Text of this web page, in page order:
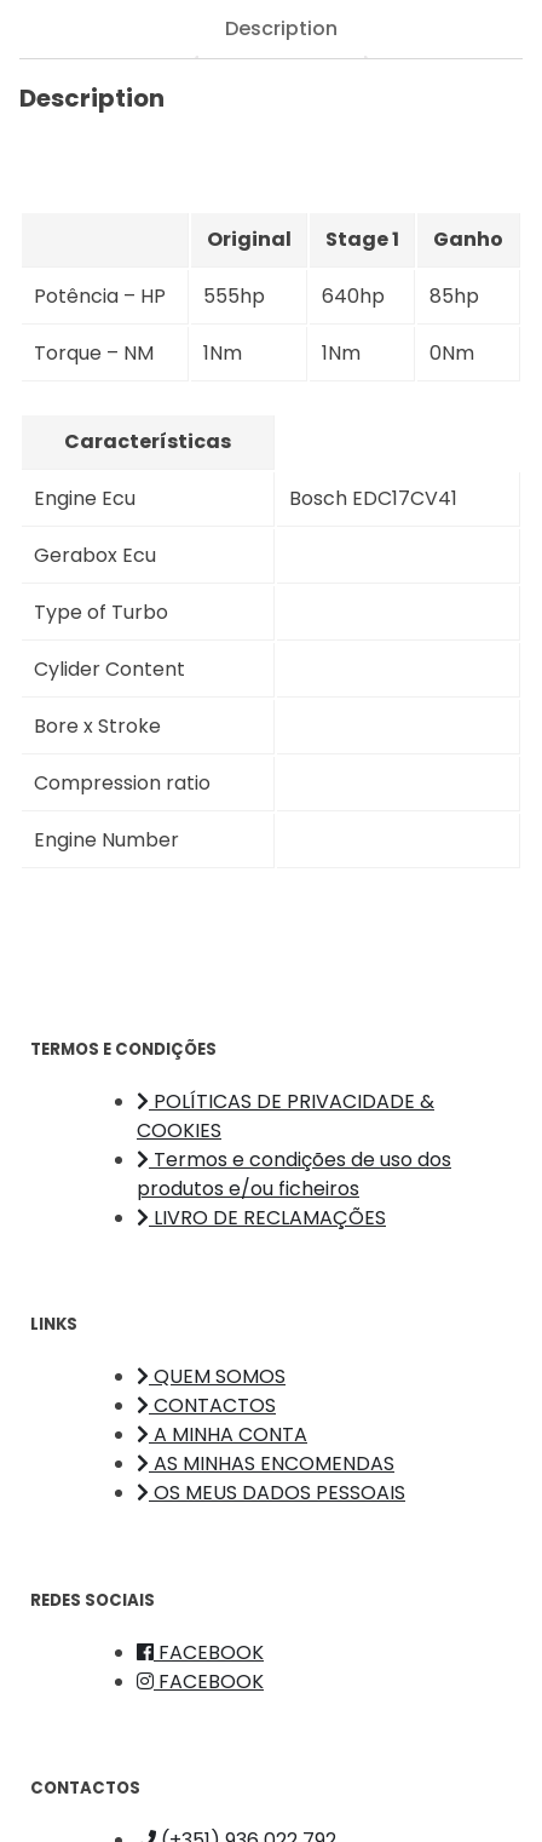
Description
Description
Original Stage 1 Ganho
Potência – HP 555hp 640hp 85hp
Torque – NM 1Nm 1Nm 0Nm
Características
Engine Ecu Bosch EDC17CV41
Gerabox Ecu
Type of Turbo
Cylider Content
Bore x Stroke
Compression ratio
Engine Number
TERMOS E CONDIÇÕES
POLÍTICAS DE PRIVACIDADE &
COOKIES
Termos e condições de uso dos
produtos e/ou ficheiros
LIVRO DE RECLAMAÇÕES
LINKS
QUEM SOMOS
CONTACTOS
A MINHA CONTA
AS MINHAS ENCOMENDAS
OS MEUS DADOS PESSOAIS
REDES SOCIAIS
FACEBOOK
FACEBOOK
CONTACTOS